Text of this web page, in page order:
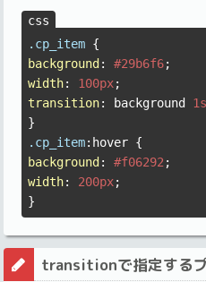
.cp_item
background : #29b6f6
width: 100px
transition: background 1s
.cp_item:hover
background : #f06292
width: 200px;
}
transitionで指定する